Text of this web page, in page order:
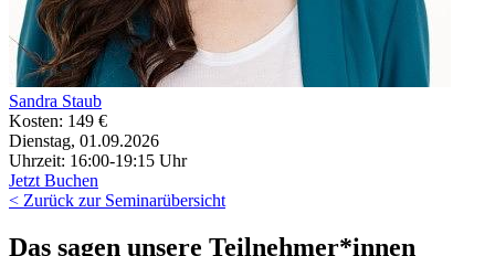
Sandra Staub
Kosten: 149 €
Dienstag, 01.09.2026
Uhrzeit: 16:00-19:15 Uhr
Jetzt Buchen
< Zurück zur Seminarübersicht
Das sagen unsere Teilnehmer*innen